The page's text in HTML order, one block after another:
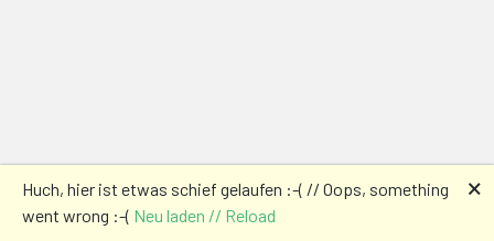
Huch, hier ist etwas schief gelaufen :-( // Oops, something
went wrong :-( Neu laden // Reload
🗙